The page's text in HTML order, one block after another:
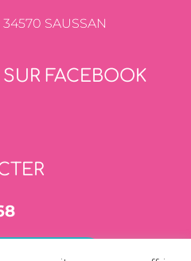
SAUSSAN
FACEBOOK
PAR MAIL